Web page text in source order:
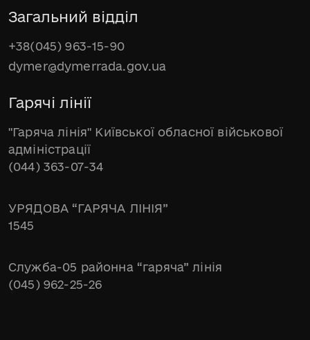
Загальний відділ
+38(045) 963-15-90
dymer@dymerrada.gov.ua
Гарячі лінії
"Гаряча лінія" Київської обласної військової
адміністрації
(044) 363-07-34
УРЯДОВА “ГАРЯЧА ЛІНІЯ”
1545
Служба-05 районна “гаряча” лінія
(045) 962-25-26